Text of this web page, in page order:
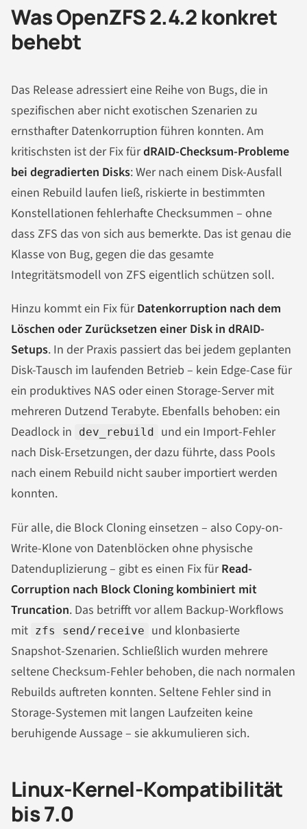
Was OpenZFS 2.4.2 konkret
behebt
Das Release adressiert eine Reihe von Bugs, die in
spezifischen aber nicht exotischen Szenarien zu
ernsthafter Datenkorruption führen konnten. Am
kritischsten ist der Fix fürdRAID-Checksum-Probleme
bei degradierten Disks: Wer nach einem Disk-Ausfall
einen Rebuild laufen ließ, riskierte in bestimmten
Konstellationen fehlerhafte Checksummen – ohne
dass ZFS das von sich aus bemerkte. Das ist genau die
Klasse von Bug, gegen die das gesamte
Integritätsmodell von ZFS eigentlich schützen soll.
Hinzu kommt ein Fix fürDatenkorruption nach dem
Löschen oder Zurücksetzen einer Disk in dRAID-
Setups. In der Praxis passiert das bei jedem geplanten
Disk-Tausch im laufenden Betrieb – kein Edge-Case für
ein produktives NAS oder einen Storage-Server mit
mehreren Dutzend Terabyte. Ebenfalls behoben: ein
Deadlock in
dev_rebuild
und ein Import-Fehler
nach Disk-Ersetzungen, der dazu führte, dass Pools
nach einem Rebuild nicht sauber importiert werden
konnten.
Für alle, die Block Cloning einsetzen – also Copy-on-
Write-Klone von Datenblöcken ohne physische
Datenduplizierung – gibt es einen Fix fürRead-
Corruption nach Block Cloning kombiniert mit
Truncation. Das betrifft vor allem Backup-Workflows
mit zfs send/receive
und klonbasierte
Snapshot-Szenarien. Schließlich wurden mehrere
seltene Checksum-Fehler behoben, die nach normalen
Rebuilds auftreten konnten. Seltene Fehler sind in
Storage-Systemen mit langen Laufzeiten keine
beruhigende Aussage – sie akkumulieren sich.
Linux-Kernel-Kompatibilität
bis 7.0